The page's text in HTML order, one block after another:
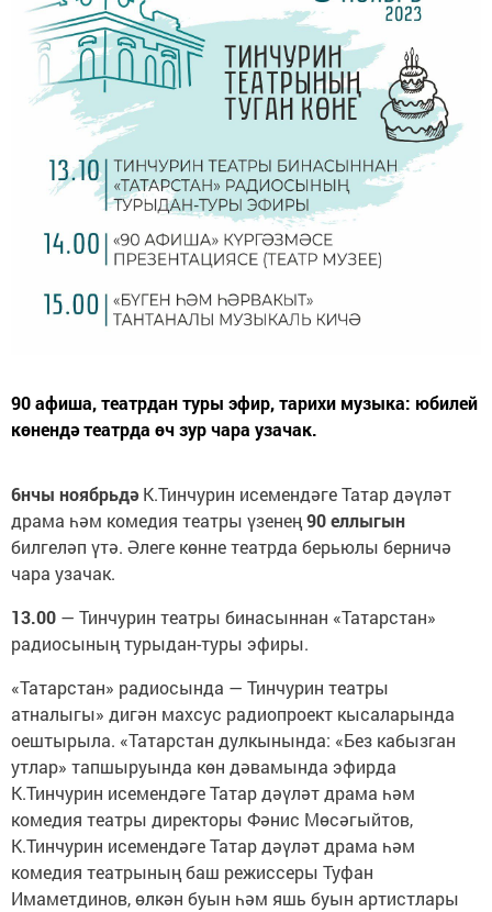
90 афиша, театрдан туры эфир, тарихи музыка: юбилей
көнендә театрда өч зур чара узачак.
6нчы ноябрьдәК.Тинчурин исемендәге Татар дәүләт
драма һәм комедия театры үзенең90 еллыгын
билгеләп үтә. Әлеге көнне театрда берьюлы берничә
чара узачак.
13.00 — Тинчурин театры бинасыннан «Татарстан»
радиосының турыдан-туры эфиры.
«Татарстан» радиосында — Тинчурин театры
атналыгы» дигән махсус радиопроект кысаларында
оештырыла. «Татарстан дулкынында: «Без кабызган
утлар» тапшыруында көн дәвамында эфирда
К.Тинчурин исемендәге Татар дәүләт драма һәм
комедия театры директоры Фәнис Мөсәгыйтов,
К.Тинчурин исемендәге Татар дәүләт драма һәм
комедия театрының баш режиссеры Туфан
Имаметдинов, өлкән буын һәм яшь буын артистлары